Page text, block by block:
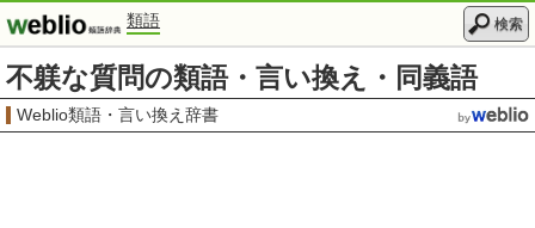
類語 検索
不躾な質問の類語・言い換え・同義語
Weblio類語・言い換え辞書